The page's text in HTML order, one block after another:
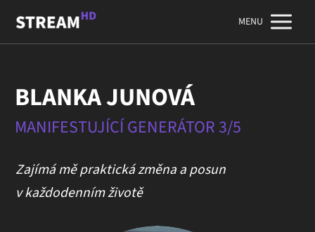
MENU
BLANKA JUNOVÁ
MANIFESTUJÍCÍ GENERÁTOR 3/5
Zajímá mě praktická změna a posun
v každodenním životě